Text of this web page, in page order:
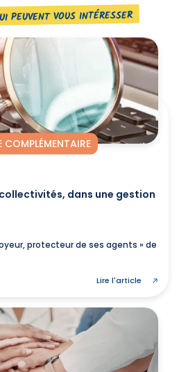
PEUVENT VOUS INTÉRESSER
dans une gestion
protecteur de ses agents » de
Lire l'article